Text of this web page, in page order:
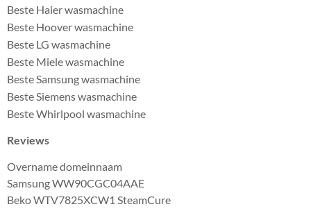
Beste Haier wasmachine
Beste Hoover wasmachine
Beste LG wasmachine
Beste Miele wasmachine
Beste Samsung wasmachine
Beste Siemens wasmachine
Beste Whirlpool wasmachine
Reviews
Overname domeinnaam
Samsung WW90CGC04AAE
Beko WTV7825XCW1 SteamCure